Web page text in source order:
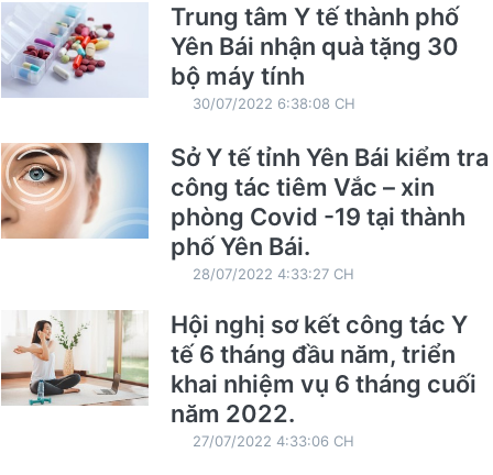
Trung tâm Y tế thành phố
Yên Bái nhận quà tặng 30
bộ máy tính
30/07/2022 6:38:08 CH
Sở Y tế tỉnh Yên Bái kiểm tra
công tác tiêm Vắc – xin
phòng Covid -19 tại thành
phố Yên Bái.
28/07/2022 4:33:27 CH
Hội nghị sơ kết công tác Y
tế 6 tháng đầu năm, triển
khai nhiệm vụ 6 tháng cuối
năm 2022.
27/07/2022 4:33:06 CH